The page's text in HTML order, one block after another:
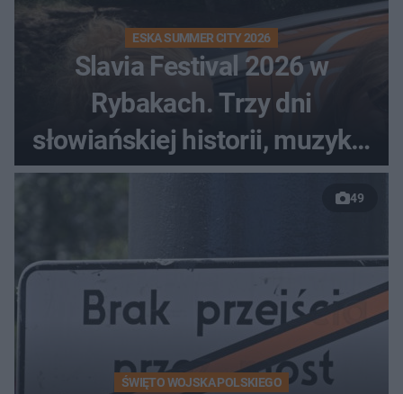
ESKA SUMMER CITY 2026
Slavia Festival 2026 w
Rybakach. Trzy dni
słowiańskiej historii, muzyki i
relaksu nad Jeziorem
49
ŚWIĘTO WOJSKA POLSKIEGO